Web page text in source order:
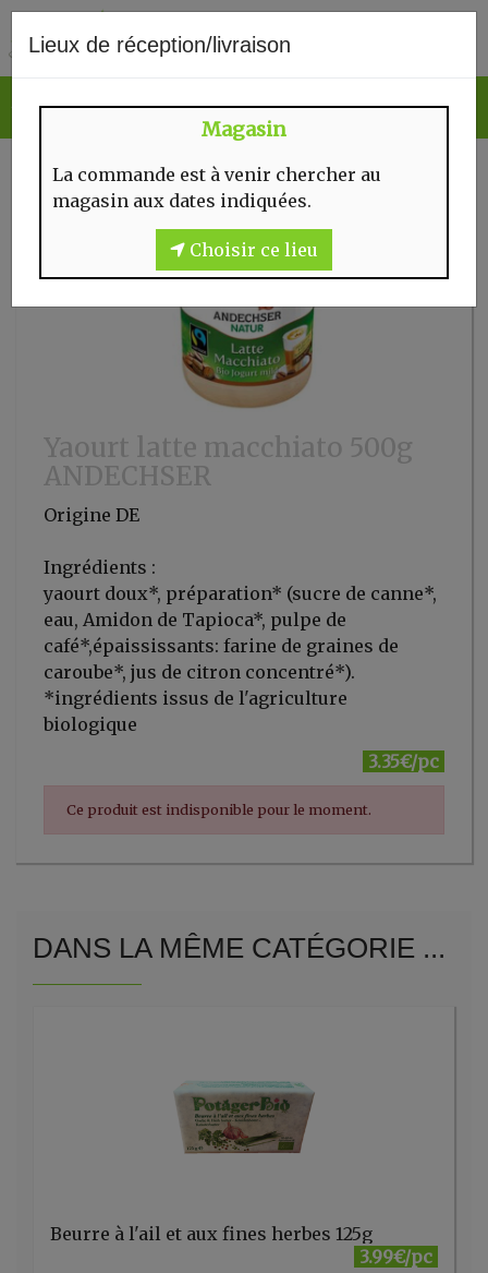
Lieux de réception/livraison
Magasin
La commande est à venir chercher au
magasin aux dates indiquées.
Choisir ce lieu
Yaourt latte macchiato 500g
ANDECHSER
Origine DE
Ingrédients :
yaourt doux*, préparation* (sucre de canne*,
eau, Amidon de Tapioca*, pulpe de
café*,épaississants: farine de graines de
caroube*, jus de citron concentré*).
*ingrédients issus de l'agriculture
biologique
3.35€/pc
Ce produit est indisponible pour le moment.
DANS LA MÊME CATÉGORIE ...
Beurre à l'ail et aux fines herbes 125g
3.99€/pc